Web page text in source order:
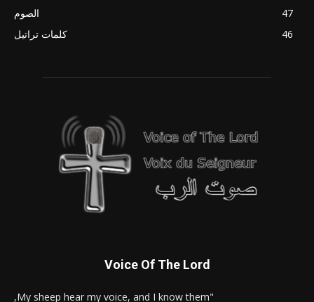
الصوم
47
كلمات تراتيل
46
Voice Of The Lord
"My sheep hear my voice, and I know them,